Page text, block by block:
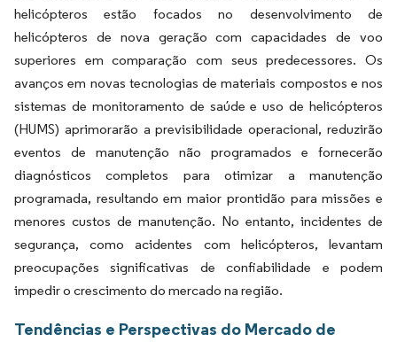
helicópteros estão focados no desenvolvimento de
helicópteros de nova geração com capacidades de voo
superiores em comparação com seus predecessores. Os
avanços em novas tecnologias de materiais compostos e nos
sistemas de monitoramento de saúde e uso de helicópteros
(HUMS) aprimorarão a previsibilidade operacional, reduzirão
eventos de manutenção não programados e fornecerão
diagnósticos completos para otimizar a manutenção
programada, resultando em maior prontidão para missões e
menores custos de manutenção. No entanto, incidentes de
segurança, como acidentes com helicópteros, levantam
preocupações significativas de confiabilidade e podem
impedir o crescimento do mercado na região.
Tendências e Perspectivas do Mercado de